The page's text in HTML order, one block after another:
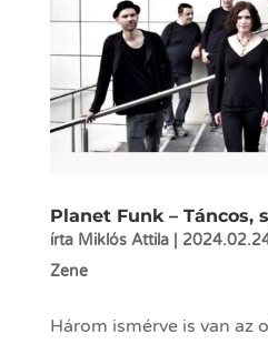
Planet Funk – Táncos,
írta Miklós Attila|
Zene
Három ismérve is van az